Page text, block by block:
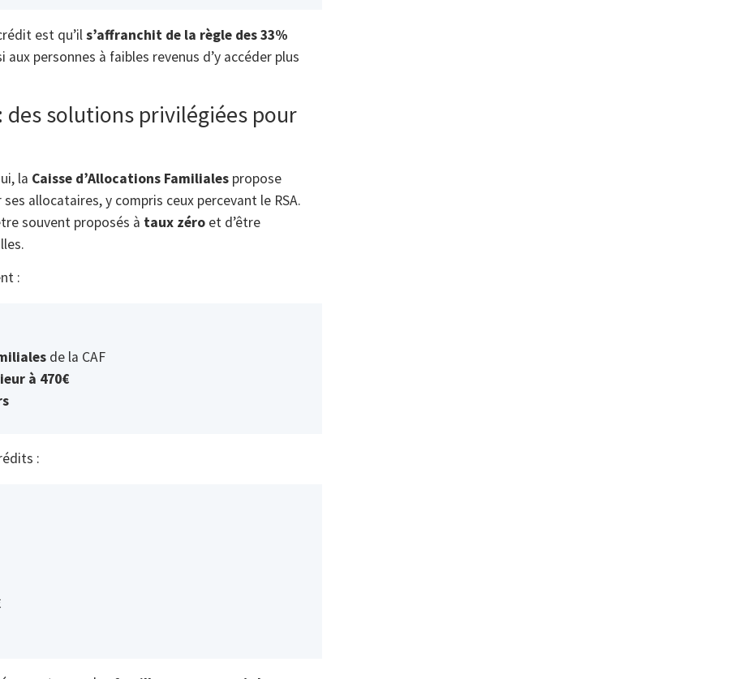
est qu’ils’affranchit de la règle des 33%
personnes à faibles revenus d’y accéder plus
des solutions privilégiées pour
la Caisse d’Allocations Familiales propose
ses allocataires, y compris ceux percevant le RSA.
souvent proposés à taux zéro et d’être
:
de la CAF
à 470€
: